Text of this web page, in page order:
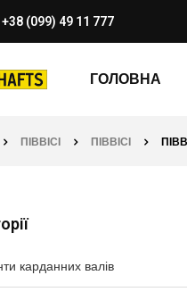
+38 (099) 49 11 777
ГОЛОВНА
ПІВВІСІ ПІВВІСІ
карданних валів